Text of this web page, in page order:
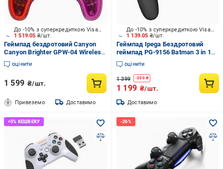
1 519.05 ₴/шт.
До -10% з суперкредиткою Visa Вигода
Геймпад бездротовий Canyon
Canyon Brighter GPW-04 Wireless
RGB 5 in 1 (CND-GPW04)
оцінити
1 599 ₴/шт.
Привеземо Доставимо
1 139.05 ₴/шт.
До -10% з суперкредиткою Visa Вигода
Геймпад Ipega Бездротовий
геймпад PG-9156 Batman 3 in 1
Bluetooth PC/Android/iOS Black
(SGWGCP9156)
оцінити
1 399 -200₴
1 199 ₴/шт.
Доставимо